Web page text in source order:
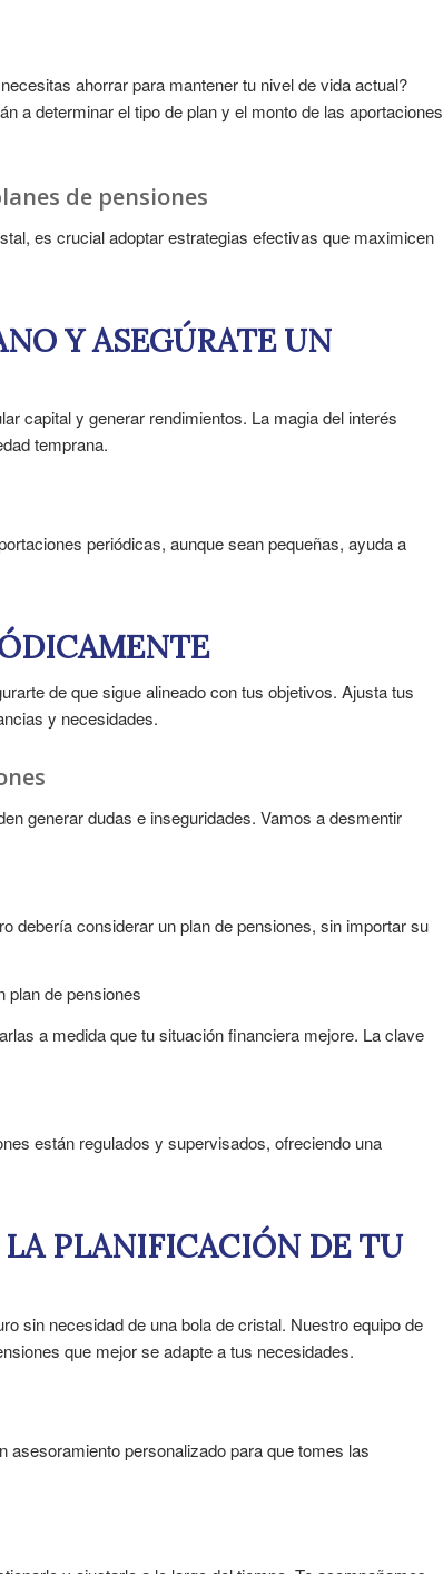
ahorrar para mantener tu nivel de vida actual?
a determinar el tipo de plan y el monto de las aportaciones
de pensiones
es crucial adoptar estrategias efectivas que maximicen
Y ASEGÚRATE UN
capital y generar rendimientos. La magia del interés
temprana.
periódicas, aunque sean pequeñas, ayuda a
de que sigue alineado con tus objetivos. Ajusta tus
y necesidades.
generar dudas e inseguridades. Vamos a desmentir
debería considerar un plan de pensiones, sin importar su
plan de pensiones
a medida que tu situación financiera mejore. La clave
están regulados y supervisados, ofreciendo una
LA PLANIFICACIÓN DE TU
sin necesidad de una bola de cristal. Nuestro equipo de
que mejor se adapte a tus necesidades.
asesoramiento personalizado para que tomes las